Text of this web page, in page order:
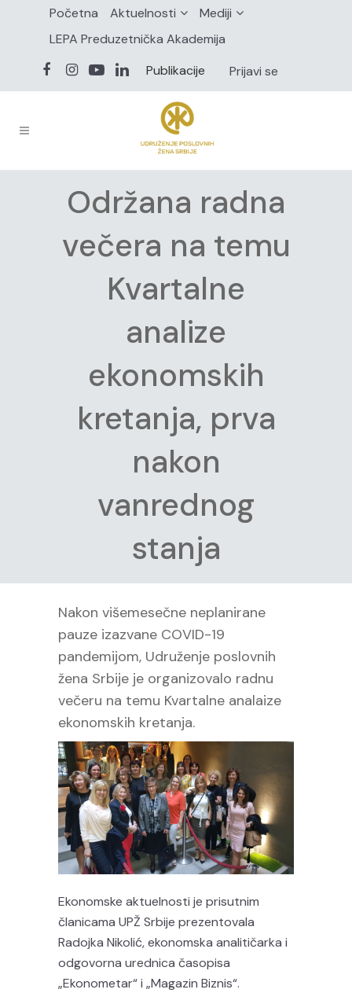
Početna Aktuelnosti
Mediji
LEPA Preduzetnička Akademija
Publikacije
Prijavi se
Održana radna
večera na temu
Kvartalne
analize
ekonomskih
kretanja, prva
nakon
vanrednog
stanja
Nakon višemesečne neplanirane
pauze izazvane COVID-19
pandemijom, Udruženje poslovnih
žena Srbije je organizovalo radnu
večeru na temu Kvartalne analaize
ekonomskih kretanja.
Ekonomske aktuelnosti je prisutnim
članicama UPŽ Srbije prezentovala
Radojka Nikolić, ekonomska analitičarka i
odgovorna urednica časopisa
„Ekonometar“ i „Magazin Biznis“.